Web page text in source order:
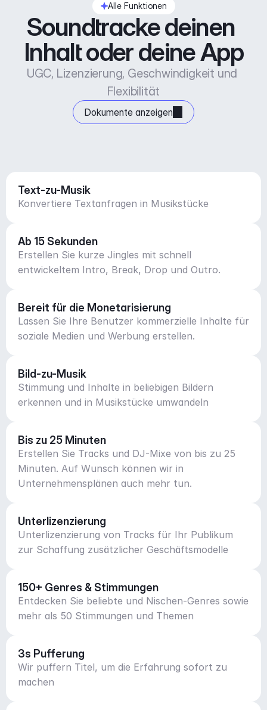
Alle Funktionen
Soundtracke deinen
Inhalt oder deine App
UGC, Lizenzierung, Geschwindigkeit und
Flexibilität
Dokumente anzeigen
Text-zu-Musik
Konvertiere Textanfragen in Musikstücke
Ab 15 Sekunden
Erstellen Sie kurze Jingles mit schnell
entwickeltem Intro, Break, Drop und Outro.
Bereit für die Monetarisierung
Lassen Sie Ihre Benutzer kommerzielle Inhalte für
soziale Medien und Werbung erstellen.
Bild-zu-Musik
Stimmung und Inhalte in beliebigen Bildern
erkennen und in Musikstücke umwandeln
Bis zu 25 Minuten
Erstellen Sie Tracks und DJ-Mixe von bis zu 25
Minuten. Auf Wunsch können wir in
Unternehmensplänen auch mehr tun.
Unterlizenzierung
Unterlizenzierung von Tracks für Ihr Publikum
zur Schaffung zusätzlicher Geschäftsmodelle
150+ Genres & Stimmungen
Entdecken Sie beliebte und Nischen-Genres sowie
mehr als 50 Stimmungen und Themen
3s Pufferung
Wir puffern Titel, um die Erfahrung sofort zu
machen